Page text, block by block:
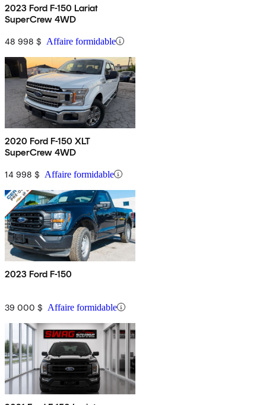
2023 Ford F-150 Lariat
SuperCrew 4WD
48 998 $ Affaire formidable
2020 Ford F-150 XLT
SuperCrew 4WD
14 998 $ Affaire formidable
2023 Ford F-150
39 000 $ Affaire formidable